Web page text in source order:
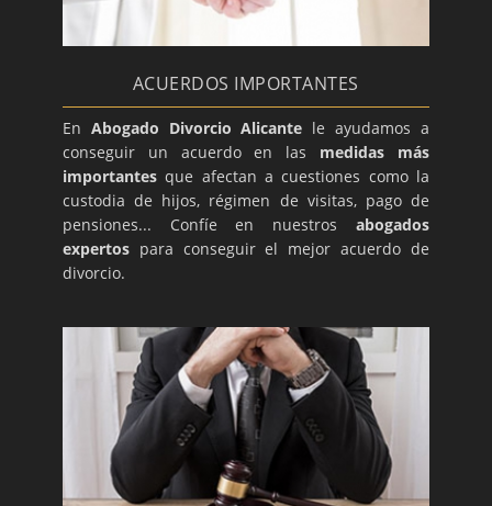
ACUERDOS IMPORTANTES
En Abogado Divorcio Alicante le ayudamos a
conseguir un acuerdo en las medidas más
importantesque afectan a cuestiones como la
custodia de hijos, régimen de visitas, pago de
pensiones... Confíe en nuestros abogados
expertos para conseguir el mejor acuerdo de
divorcio.